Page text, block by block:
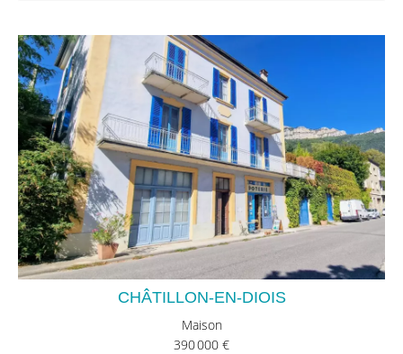
CHÂTILLON-EN-DIOIS
Maison
390 000 €